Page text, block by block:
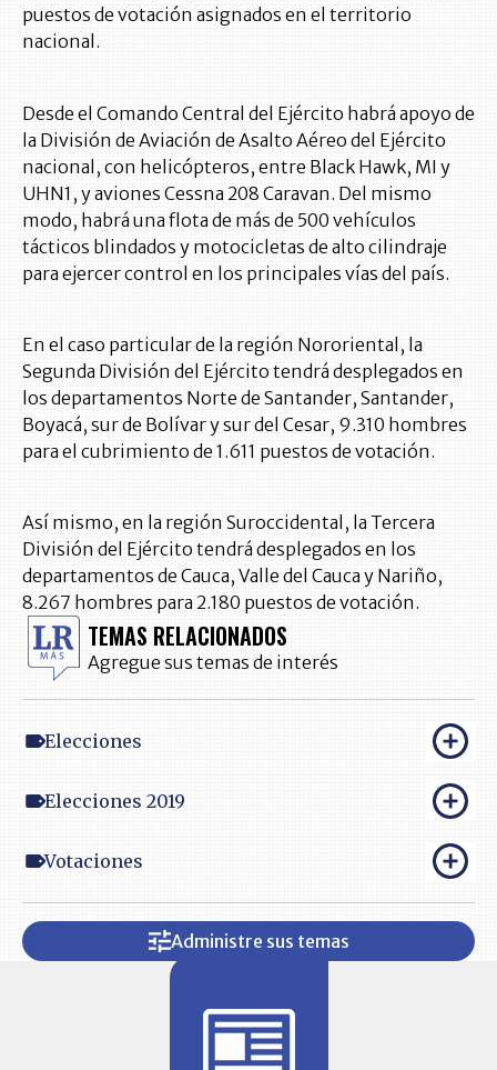
puestos de votación asignados en el territorio
nacional.
Desde el Comando Central del Ejército habrá apoyo de
la División de Aviación de Asalto Aéreo del Ejército
nacional, con helicópteros, entre Black Hawk, MI y
UHN1, y aviones Cessna 208 Caravan. Del mismo
modo, habrá una flota de más de 500 vehículos
tácticos blindados y motocicletas de alto cilindraje
para ejercer control en los principales vías del país.
En el caso particular de la región Nororiental, la
Segunda División del Ejército tendrá desplegados en
los departamentos Norte de Santander, Santander,
Boyacá, sur de Bolívar y sur del Cesar, 9.310 hombres
para el cubrimiento de 1.611 puestos de votación.
Así mismo, en la región Suroccidental, la Tercera
División del Ejército tendrá desplegados en los
departamentos de Cauca, Valle del Cauca y Nariño,
8.267 hombres para 2.180 puestos de votación.
TEMAS RELACIONADOS
Agregue sus temas de interés
Elecciones
Elecciones 2019
Votaciones
Administre sus temas